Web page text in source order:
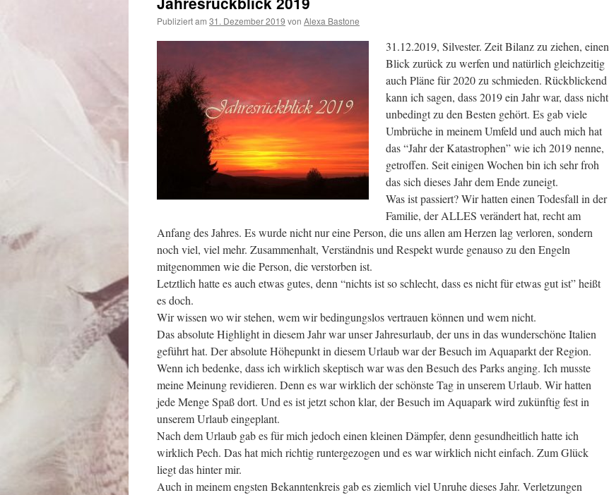
Publiziert am 31. Dezember 2019 von Alexa Bastone
31.12.2019, Silvester. Zeit Bilanz zu ziehen, einen
Blick zurück zu werfen und natürlich gleichzeitig
auch Pläne für 2020 zu schmieden. Rückblickend
kann ich sagen, dass 2019 ein Jahr war, dass nicht
unbedingt zu den Besten gehört. Es gab viele
Umbrüche in meinem Umfeld und auch mich hat
das “Jahr der Katastrophen” wie ich 2019 nenne,
getroffen. Seit einigen Wochen bin ich sehr froh
das sich dieses Jahr dem Ende zuneigt.
Was ist passiert? Wir hatten einen Todesfall in der
Familie, der ALLES verändert hat, recht am
Anfang des Jahres. Es wurde nicht nur eine Person, die uns allen am Herzen lag verloren, sondern
noch viel, viel mehr. Zusammenhalt, Verständnis und Respekt wurde genauso zu den Engeln
mitgenommen wie die Person, die verstorben ist.
Letztlich hatte es auch etwas gutes, denn “nichts ist so schlecht, dass es nicht für etwas gut ist” heißt
es doch.
Wir wissen wo wir stehen, wem wir bedingungslos vertrauen können und wem nicht.
Das absolute Highlight in diesem Jahr war unser Jahresurlaub, der uns in das wunderschöne Italien
geführt hat. Der absolute Höhepunkt in diesem Urlaub war der Besuch im Aquaparkt der Region.
Wenn ich bedenke, dass ich wirklich skeptisch war was den Besuch des Parks anging. Ich musste
meine Meinung revidieren. Denn es war wirklich der schönste Tag in unserem Urlaub. Wir hatten
jede Menge Spaß dort. Und es ist jetzt schon klar, der Besuch im Aquapark wird zukünftig fest in
unserem Urlaub eingeplant.
Nach dem Urlaub gab es für mich jedoch einen kleinen Dämpfer, denn gesundheitlich hatte ich
wirklich Pech. Das hat mich richtig runtergezogen und es war wirklich nicht einfach. Zum Glück
liegt das hinter mir.
Auch in meinem engsten Bekanntenkreis gab es ziemlich viel Unruhe dieses Jahr. Verletzungen